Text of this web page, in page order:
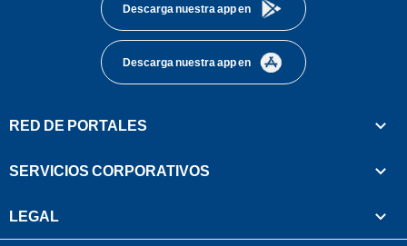
Descarga nuestra app en
Descarga nuestra app en
RED DE PORTALES
SERVICIOS CORPORATIVOS
LEGAL